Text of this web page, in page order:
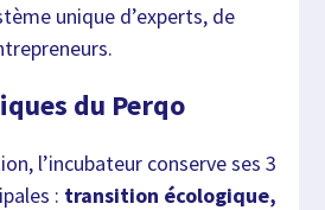
unique d’experts, de
du Perqo
l’incubateur conserve ses 3
: transition écologique,